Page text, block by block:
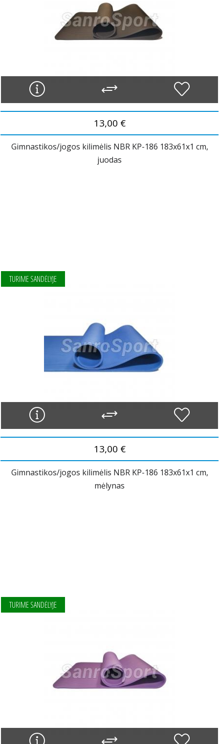
13,00 €
Gimnastikos/jogos kilimėlis NBR KP-186 183x61x1 cm,
juodas
TURIME SANDĖLYJE
13,00 €
Gimnastikos/jogos kilimėlis NBR KP-186 183x61x1 cm,
mėlynas
TURIME SANDĖLYJE